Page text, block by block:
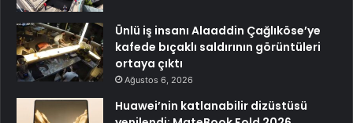
Ünlü iş insanı Alaaddin Çağlıköse’ye
kafede bıçaklı saldırının görüntüleri
ortaya çıktı
Ağustos 6, 2026
Huawei’nin katlanabilir dizüstüsü